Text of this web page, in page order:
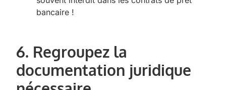
bancaire !
6. Regroupez la
documentation juridique